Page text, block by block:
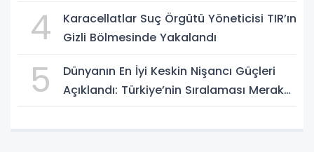
4
Karacellatlar Suç Örgütü Yöneticisi TIR’ın
Gizli Bölmesinde Yakalandı
5
Dünyanın En İyi Keskin Nişancı Güçleri
Açıklandı: Türkiye’nin Sıralaması Merak